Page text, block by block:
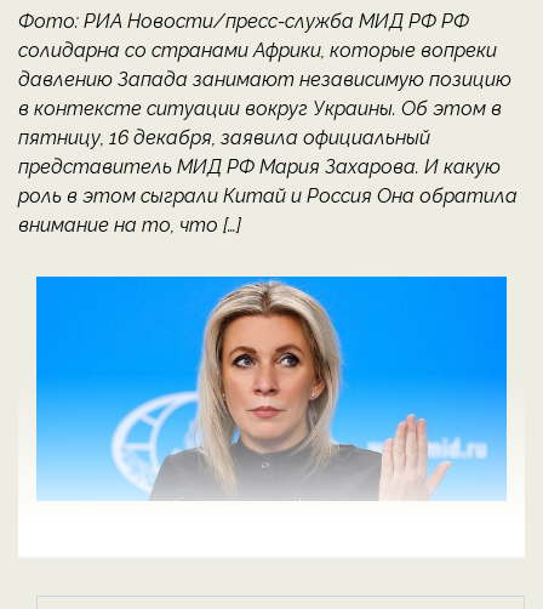
Фото: РИА Новости/пресс-служба МИД РФ РФ
солидарна со странами Африки, которые вопреки
давлению Запада занимают независимую позицию
в контексте ситуации вокруг Украины. Об этом в
пятницу, 16 декабря, заявила официальный
представитель МИД РФ Мария Захарова. И какую
роль в этом сыграли Китай и Россия Она обратила
внимание на то, что […]